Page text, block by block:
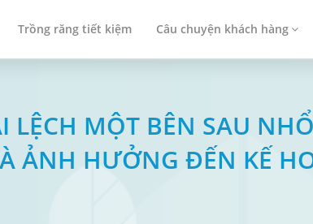
Trồng răng tiết kiệm Câu chuyện khách hàng
MỘT BÊN SAU
ẢNH HƯỞNG ĐẾN KẾ